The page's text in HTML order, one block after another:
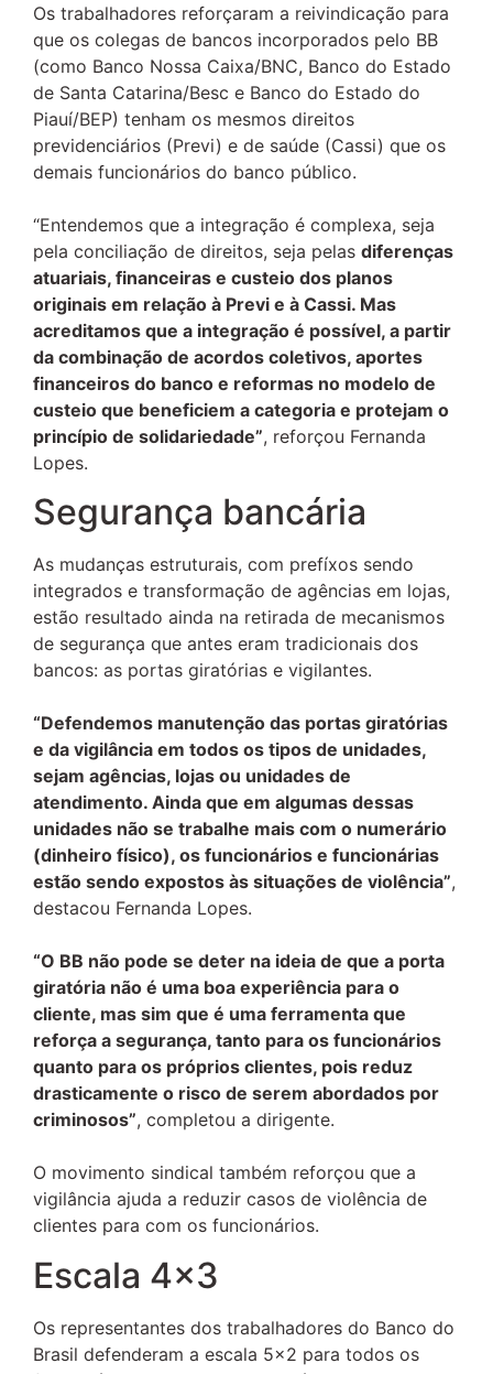
Os trabalhadores reforçaram a reivindicação para
que os colegas de bancos incorporados pelo BB
(como Banco Nossa Caixa/BNC, Banco do Estado
de Santa Catarina/Besc e Banco do Estado do
Piauí/BEP) tenham os mesmos direitos
previdenciários (Previ) e de saúde (Cassi) que os
demais funcionários do banco público.
“Entendemos que a integração é complexa, seja
pela conciliação de direitos, seja pelas diferenças
atuariais, financeiras e custeio dos planos
originais em relação à Previ e à Cassi. Mas
acreditamos que a integração é possível, a partir
da combinação de acordos coletivos, aportes
financeiros do banco e reformas no modelo de
custeio que beneficiem a categoria e protejam o
princípio de solidariedade”, reforçou Fernanda
Lopes.
Segurança bancária
As mudanças estruturais, com prefíxos sendo
integrados e transformação de agências em lojas,
estão resultado ainda na retirada de mecanismos
de segurança que antes eram tradicionais dos
bancos: as portas giratórias e vigilantes.
“Defendemos manutenção das portas giratórias
e da vigilância em todos os tipos de unidades,
sejam agências, lojas ou unidades de
atendimento. Ainda que em algumas dessas
unidades não se trabalhe mais com o numerário
(dinheiro físico), os funcionários e funcionárias
estão sendo expostos às situações de violência”,
destacou Fernanda Lopes.
“O BB não pode se deter na ideia de que a porta
giratória não é uma boa experiência para o
cliente, mas sim que é uma ferramenta que
reforça a segurança, tanto para os funcionários
quanto para os próprios clientes, pois reduz
drasticamente o risco de serem abordados por
criminosos”, completou a dirigente.
O movimento sindical também reforçou que a
vigilância ajuda a reduzir casos de violência de
clientes para com os funcionários.
Escala 4×3
Os representantes dos trabalhadores do Banco do
Brasil defenderam a escala 5×2 para todos os